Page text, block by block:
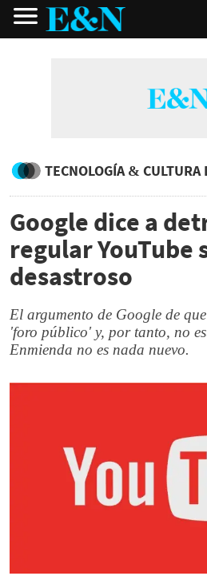
TECNOLOGÍA & CULTURA
Google dice a
regular YouTube
desastroso
El argumento de Google de
'foro público' y, por tanto, no
Enmienda no es nada nuevo.